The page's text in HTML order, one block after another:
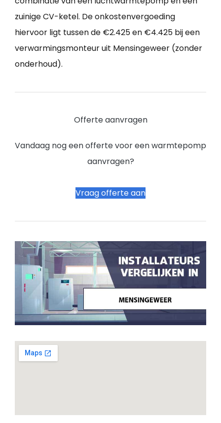
zuinige CV-ketel. De onkostenvergoeding
hiervoor ligt tussen de €2.425 en €4.425 bij een
verwarmingsmonteur uit Mensingeweer (zonder
onderhoud).
Offerte aanvragen
Vandaag nog een offerte voor een warmtepomp
aanvragen?
Vraag offerte aan